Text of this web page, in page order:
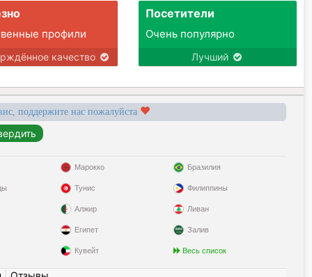
профили
качество
Посетители
Очень популярно
Лучший
поддержите нас пожалуйста
Марокко
Тунис
Алжир
Египет
Кувейт
Бразилия
Филиппины
Ливан
Залив
Весь список